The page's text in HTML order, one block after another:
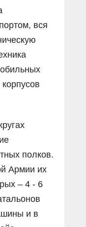
вся
полков.
Армии их
– 4 - 6
и в